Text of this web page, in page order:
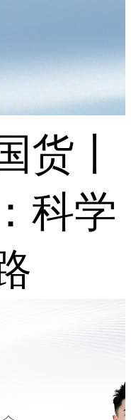
货丨
科学